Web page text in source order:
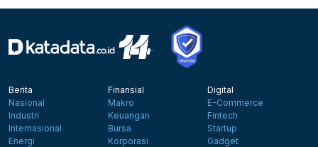
Berita
Nasional
Industri
Internasional
Energi
Finansial
Makro
Keuangan
Bursa
Korporasi
Digital
E-Commerce
Fintech
Startup
Gadget